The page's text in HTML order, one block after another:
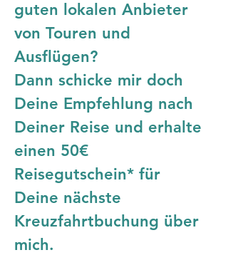
guten lokalen Anbieter
von Touren und
Ausflügen?
Dann schicke mir doch
Deine Empfehlung nach
Deiner Reise und erhalte
einen 50€
Reisegutschein* für
Deine nächste
Kreuzfahrtbuchung über
mich.